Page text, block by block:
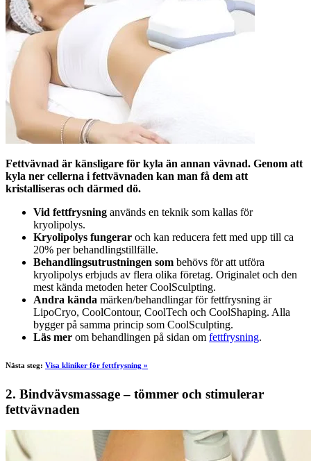
Fettvävnad är känsligare för kyla än annan vävnad. Genom att
kyla ner cellerna i fettvävnaden kan man få dem att
kristalliseras och därmed dö.
Vid fettfrysning används en teknik som kallas för
kryolipolys.
Kryolipolys fungerar och kan reducera fett med upp till ca
20% per behandlingstillfälle.
Behandlingsutrustningen som behövs för att utföra
kryolipolys erbjuds av flera olika företag. Originalet och den
mest kända metoden heter CoolSculpting.
Andra kända märken/behandlingar för fettfrysning är
LipoCryo, CoolContour, CoolTech och CoolShaping. Alla
bygger på samma princip som CoolSculpting.
Läs mer om behandlingen på sidan om fettfrysning.
Nästa steg: Visa kliniker för fettfrysning »
2. Bindvävsmassage – tömmer och stimulerar
fettvävnaden